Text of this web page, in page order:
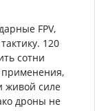
FPV,
120
сотни
применения,
живой силе
дроны не